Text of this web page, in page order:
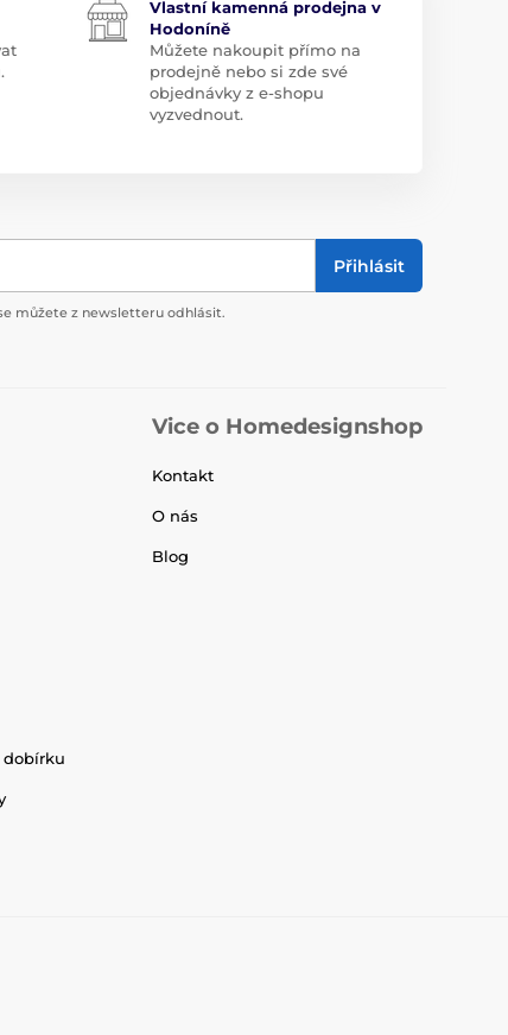
Vlastní kamenná prodejna v
Hodoníně
Můžete nakoupit přímo na
prodejně nebo si zde své
objednávky z e-shopu
vyzvednout.
Přihlásit
můžete z newsletteru odhlásit.
dobírku
Vice o Homedesignshop
Kontakt
O nás
Blog